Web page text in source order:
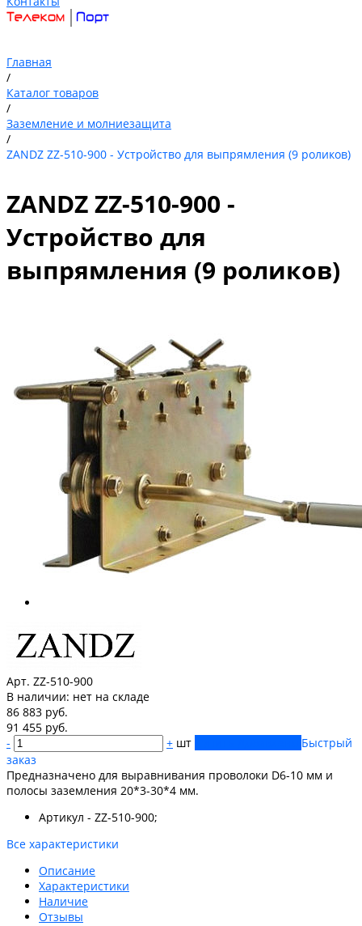
Главная
/
Каталог товаров
/
Заземление и молниезащита
/
ZANDZ ZZ-510-900 - Устройство для выпрямления (9 роликов)
ZANDZ ZZ-510-900 -
Устройство для
выпрямления (9 роликов)
Арт. ZZ-510-900
В наличии: нет на складе
86 883 руб.
91 455 руб.
-
+ шт
Быстрый
заказ
Предназначено для выравнивания проволоки D6-10 мм и
полосы заземления 20*3-30*4 мм.
Артикул - ZZ-510-900;
Все характеристики
Описание
Характеристики
Наличие
Отзывы